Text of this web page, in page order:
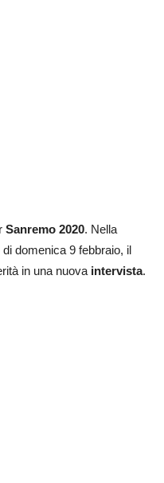
Sanremo 2020. Nella
di domenica 9 febbraio, il
in una nuova intervista.